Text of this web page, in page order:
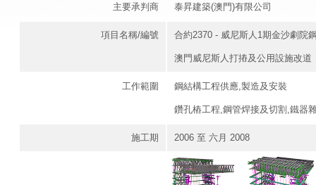
主要承判商 泰昇建築(澳門)有限公司
項目名稱/編號 合約2370 - 威尼斯人1期金沙劇院
澳門威尼斯人打摏及公用設施改道
工作範圍 鋼結構工程供應,製造及安裝
鑽孔樁工程,鋼管焊接及切割,鐵器
施工期 2006 至 六月 2008